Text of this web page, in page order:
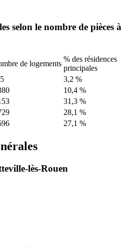
selon le nombre de pièces à
de logements
% des résidences
principales
3,2 %
10,4 %
31,3 %
28,1 %
27,1 %
lès-Rouen